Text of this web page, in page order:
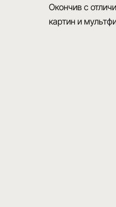
Окончив с
картин и